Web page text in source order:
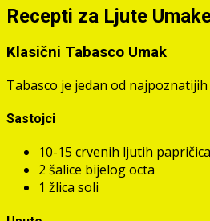
Recepti za Ljute
Klasični Tabasco Umak
Tabasco je jedan od
Sastojci
10-15 crvenih ljutih
2 šalice bijelog octa
1 žlica soli